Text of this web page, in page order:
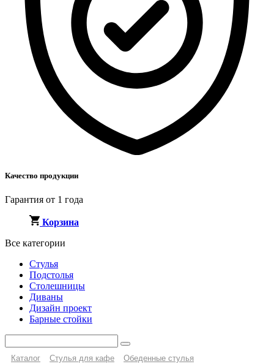
Качество продукции
Гарантия от 1 года
Корзина
Все категории
Стулья
Подстолья
Столешницы
Диваны
Дизайн проект
Барные стойки
Каталог Стулья для кафе
Обеденные стулья